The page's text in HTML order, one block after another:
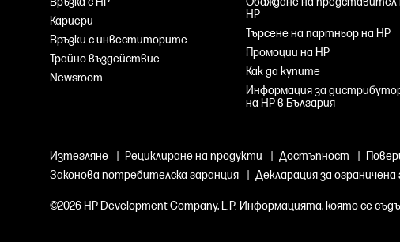
Кариери
Връзки с инвеститорите
Трайно въздействие
Newsroom
HP
Търсене на партньор на HP
Промоции на HP
Как да купите
Информация за
на HP в България
Изтегляне Рециклиране на продукти Достъпност
Законова потребителска гаранция
Декларация за ограничена
©2026 HP Development Company, L.P. Информацията, която се